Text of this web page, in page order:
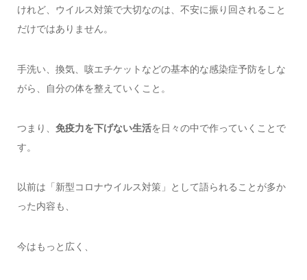
けれど、ウイルス対策で大切なのは、不安に振り回されること
だけではありません。
手洗い、換気、咳エチケットなどの基本的な感染症予防をしな
がら、自分の体を整えていくこと。
つまり、 免疫力を下げない生活を日々の中で作っていくことで
す。
以前は「新型コロナウイルス対策」として語られることが多か
った内容も、
今はもっと広く、